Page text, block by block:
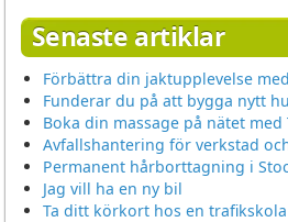
Senaste artiklar
Förbättra din jaktupplevelse
Funderar du på att bygga nytt
Boka din massage på nätet med
Avfallshantering för verkstad
Permanent hårborttagning i
Jag vill ha en ny bil
Ta ditt körkort hos en